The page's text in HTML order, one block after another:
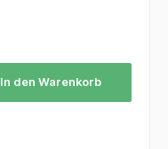
In den Warenkorb